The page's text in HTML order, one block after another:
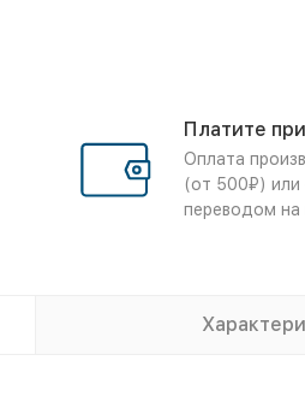
Платите
Оплата
(от 500₽) или
переводом на